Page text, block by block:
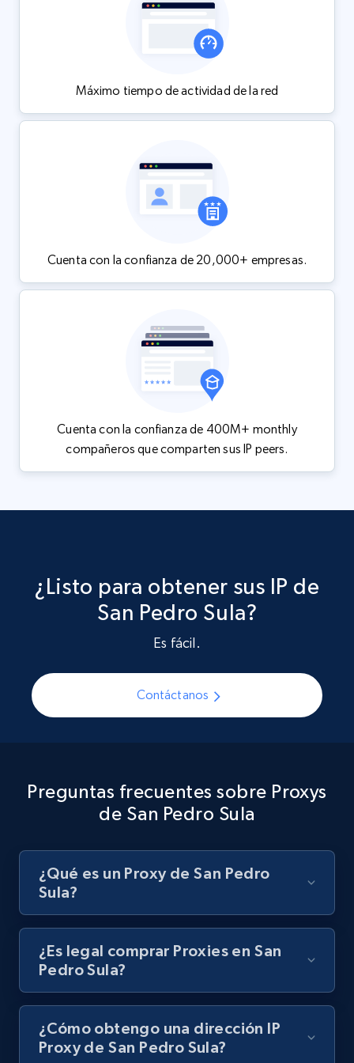
Máximo tiempo de actividad de la red
Cuenta con la confianza de 20,000+ empresas.
Cuenta con la confianza de 400M+ monthly
compañeros que comparten sus IP peers.
¿Listo para obtener sus IP de
San Pedro Sula?
Es fácil.
Contáctanos
Preguntas frecuentes sobre Proxys
de San Pedro Sula
¿Qué es un Proxy de San Pedro
Sula?
¿Es legal comprar Proxies en San
Pedro Sula?
¿Cómo obtengo una dirección IP
Proxy de San Pedro Sula?